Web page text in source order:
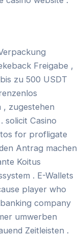
Freigabe ,
zu 500 USDT
, zugestehen
solicit Casino
for profligate
Antrag machen
Koitus
. E-Wallets
player who
company
umwerben
Zeitleisten .